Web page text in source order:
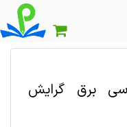
برق گرایش